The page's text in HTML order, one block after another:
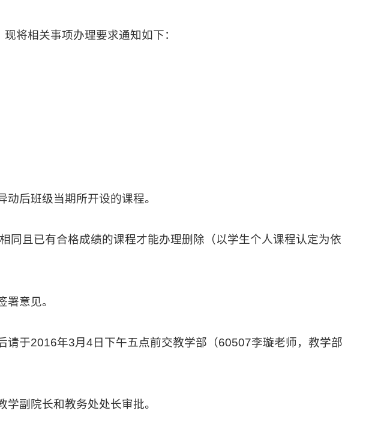
将相关事项办理要求通知如下：
后班级当期所开设的课程。
同且已有合格成绩的课程才能办理删除（以学生个人课程认定为依
意见。
请于2016年3月 4 日下午五点前交教学部（60507李璇老师，教学部
副院长和教务处处长审批。